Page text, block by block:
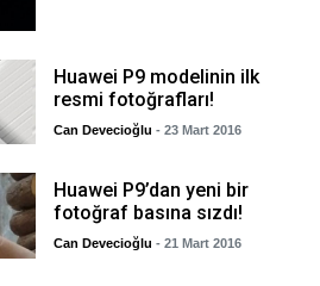
Huawei P9 modelinin ilk
resmi fotoğrafları!
Can Devecioğlu - 23 Mart 2016
Huawei P9’dan yeni bir
fotoğraf basına sızdı!
Can Devecioğlu - 21 Mart 2016